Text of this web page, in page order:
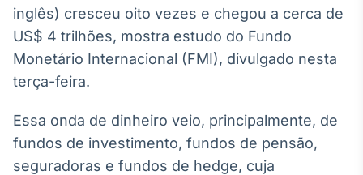
personalizados
Soluções de Dados
e Conteúdos
Plataforma para
negociação de
ativos
inglês) cresceu oito vezes e chegou a cerca de
US$ 4 trilhões, mostra estudo do Fundo
Monetário Internacional (FMI), divulgado nesta
terça-feira.
Essa onda de dinheiro veio, principalmente, de
fundos de investimento, fundos de pensão,
seguradoras e fundos de hedge, cuja